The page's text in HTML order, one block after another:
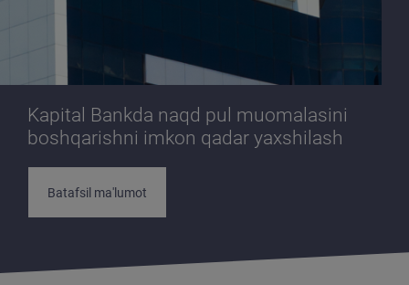
Kapital Bankda naqd pul muomalasini
boshqarishni imkon qadar yaxshilash
Batafsil ma'lumot